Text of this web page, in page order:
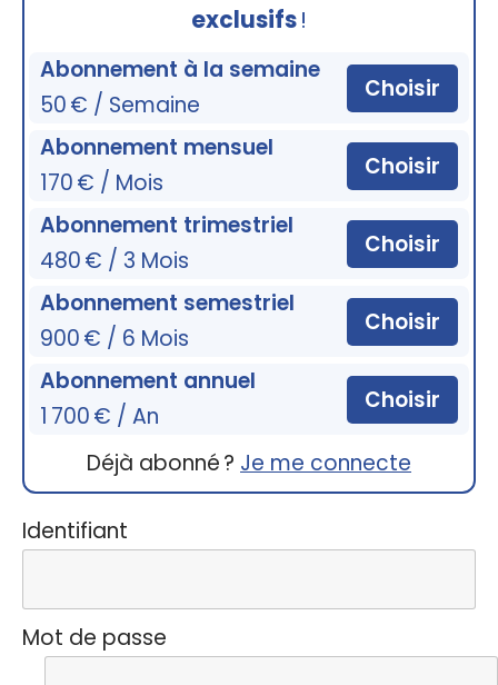
exclusifs!
Abonnement à la semaine
50 € / Semaine
Choisir
Abonnement mensuel
170 € / Mois
Choisir
Abonnement trimestriel
480 € / 3 Mois
Choisir
Abonnement semestriel
900 € / 6 Mois
Choisir
Abonnement annuel
1 700 € / An
Choisir
Déjà abonné ? Je me connecte
Identifiant
Mot de passe